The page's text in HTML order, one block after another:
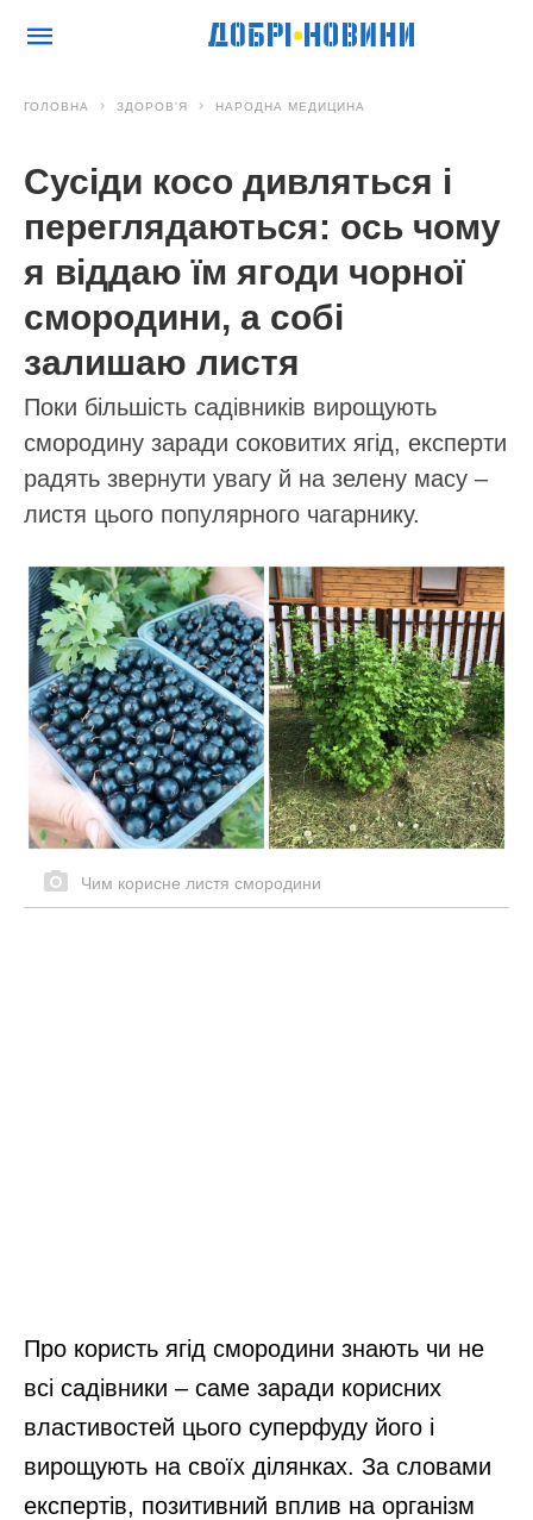
ГОЛОВНА ЗДОРОВ'Я НАРОДНА МЕДИЦИНА
Сусіди косо дивляться і
переглядаються: ось чому
я віддаю їм ягоди чорної
смородини, а собі
залишаю листя
Поки більшість садівників вирощують
смородину заради соковитих ягід, експерти
радять звернути увагу й на зелену масу –
листя цього популярного чагарнику.
Чим корисне листя смородини
Про користь ягід смородини знають чи не
всі садівники – саме заради корисних
властивостей цього суперфуду його і
вирощують на своїх ділянках. За словами
експертів, позитивний вплив на організм